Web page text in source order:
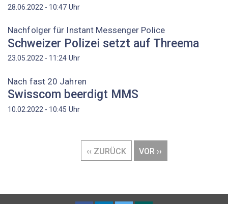
28.06.2022 - 10:47 Uhr
Nachfolger für Instant Messenger Police
Schweizer Polizei setzt auf Threema
23.05.2022 - 11:24 Uhr
Nach fast 20 Jahren
Swisscom beerdigt MMS
10.02.2022 - 10:45 Uhr
VORHERIGE
SEITE
‹‹ ZURÜCK
NÄCHSTE
SEITE
VOR ››